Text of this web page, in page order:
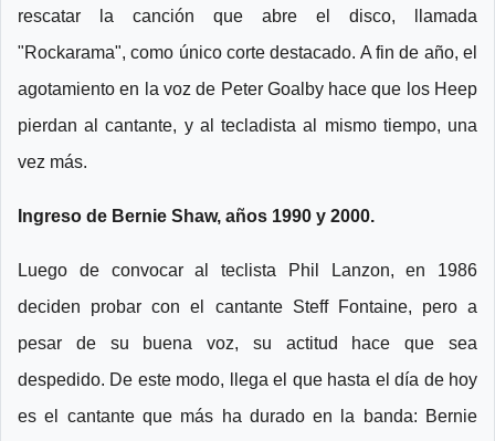
rescatar la canción que abre el disco, llamada
"Rockarama", como único corte destacado. A fin de año, el
agotamiento en la voz de Peter Goalby hace que los Heep
pierdan al cantante, y al tecladista al mismo tiempo, una
vez más.
Ingreso de Bernie Shaw, años 1990 y 2000.
Luego de convocar al teclista Phil Lanzon, en 1986
deciden probar con el cantante Steff Fontaine, pero a
pesar de su buena voz, su actitud hace que sea
despedido. De este modo, llega el que hasta el día de hoy
es el cantante que más ha durado en la banda: Bernie